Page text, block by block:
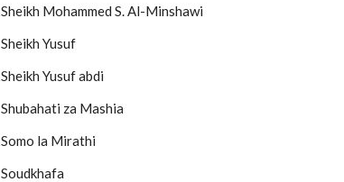
Sheikh Mohammed S. Al-Minshawi
Sheikh Yusuf
Sheikh Yusuf abdi
Shubahati za Mashia
Somo la Mirathi
Soudkhafa